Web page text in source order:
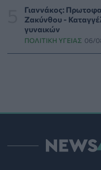
αποτέλεσμα σύμφωνα με
ΔΙΑΤΡΟΦΉ 07/08/2026 -
Ο ΙΣΑ συνιστά τη λήψη
προστασίας από τον ιό
ρίχνουν φως στις
Γιαννάκος:
Ζακύνθου -
γυναικών
ΠΟΛΙΤΙΚΉ ΥΓΕΊΑΣ 06/